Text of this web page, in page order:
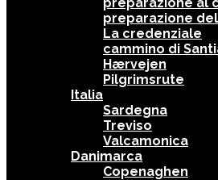
preparazione
La credenziale
cammino di
Hærvejen
Pilgrimsrute
Italia
Sardegna
Treviso
Valcamonica
Danimarca
Copenaghen